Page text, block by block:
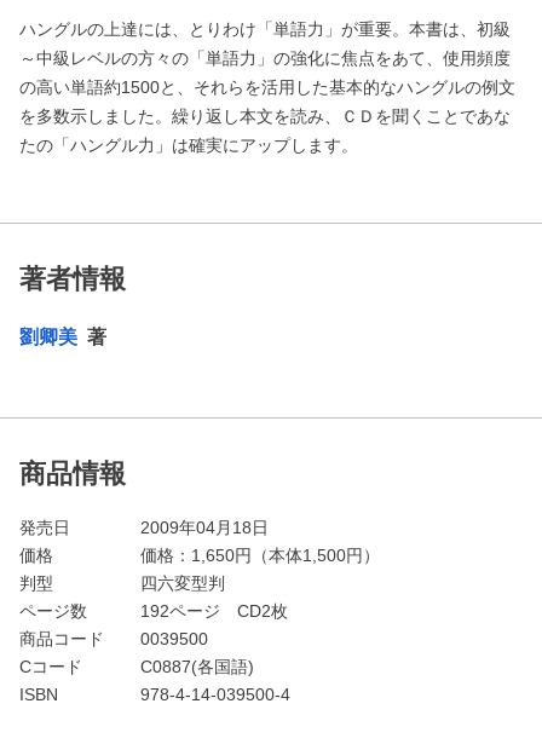
ハングルの上達には、とりわけ「単語力」が重要。本書は、初級
～中級レベルの方々の「単語力」の強化に焦点をあて、使用頻度
の高い単語約1500と、それらを活用した基本的なハングルの例文
を多数示しました。繰り返し本文を読み、ＣＤを聞くことであな
たの「ハングル力」は確実にアップします。
著者情報
劉卿美 著
商品情報
発売日
2009年04月18日
価格
価格： 1,650円（本体1,500円）
判型
四六変型判
ページ数
192ページ CD2枚
商品コード
0039500
Cコード
C0887(各国語)
ISBN
978-4-14-039500-4